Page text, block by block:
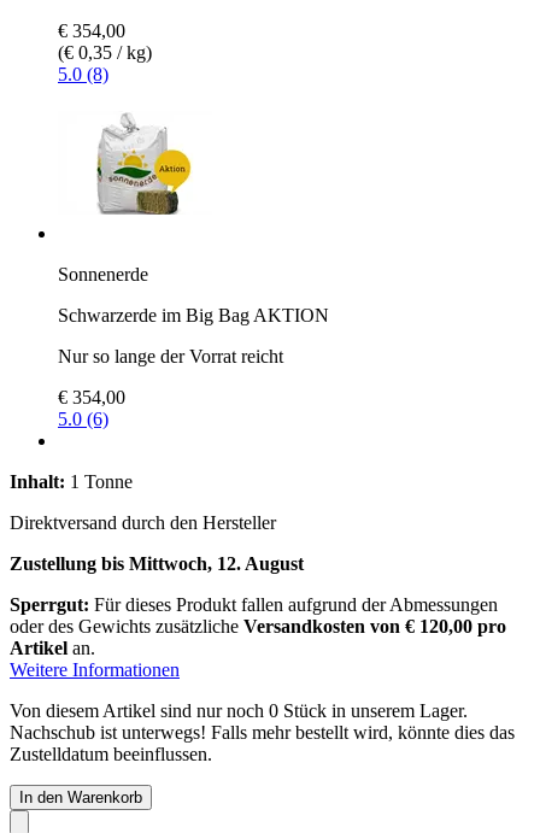
€ 354,00
(€ 0,35 / kg)
5.0 (8)
Sonnenerde
Schwarzerde im Big Bag AKTION
Nur so lange der Vorrat reicht
€ 354,00
5.0 (6)
Inhalt: 1 Tonne
Direktversand durch den Hersteller
Zustellung bis Mittwoch, 12. August
Sperrgut: Für dieses Produkt fallen aufgrund der Abmessungen
oder des Gewichts zusätzliche Versandkosten von € 120,00 pro
Artikel an.
Weitere Informationen
Von diesem Artikel sind nur noch 0 Stück in unserem Lager.
Nachschub ist unterwegs! Falls mehr bestellt wird, könnte dies das
Zustelldatum beeinflussen.
In den Warenkorb